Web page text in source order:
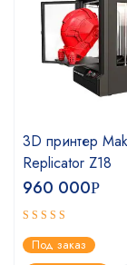
3D принтер
Replicator Z18
960 000Р
Оценка
4.75из 5
Под заказ